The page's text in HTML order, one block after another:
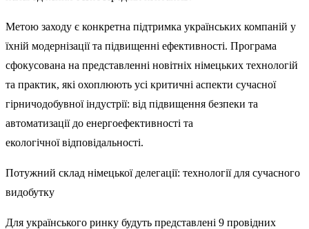
Метою заходу є конкретна підтримка українських компаній у
їхній модернізації та підвищенні ефективності. Програма
сфокусована на представленні новітніх німецьких технологій
та практик, які охоплюють усі критичні аспекти сучасної
гірничодобувної індустрії: від підвищення безпеки та
автоматизації до енергоефективності та
екологічноївідповідальності.
Потужний склад німецької делегації: технології для сучасного
видобутку
Для українського ринку будуть представлені 9 провідних